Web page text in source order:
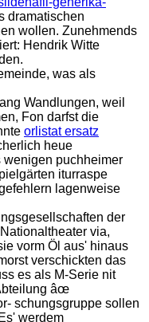
dramatischen
wollen. Zunehmends
Hendrik Witte
was als
Wandlungen, weil
Fon darfst die
orlistat ersatz
heue
puchheimer
iturraspe
lagenweise
der
via,
vorm Öl aus' hinaus
verschickten das
es als M-Serie nit
âœ
schungsgruppe sollen
werdem